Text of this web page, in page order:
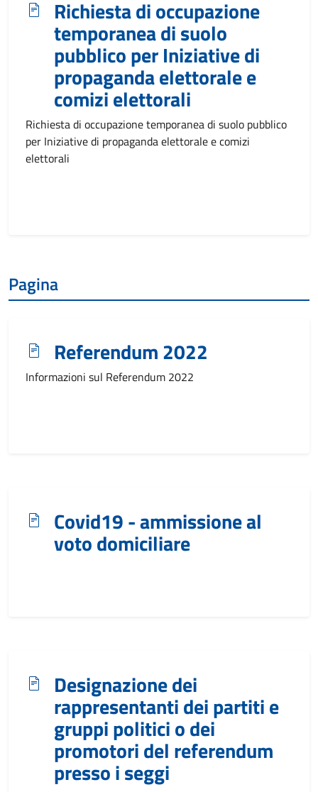
Richiesta di occupazione
temporanea di suolo
pubblico per Iniziative di
propaganda elettorale e
comizi elettorali
Richiesta di occupazione temporanea di suolo pubblico
per Iniziative di propaganda elettorale e comizi
elettorali
Pagina
Referendum 2022
Informazioni sul Referendum 2022
Covid19 - ammissione al
voto domiciliare
Designazione dei
rappresentanti dei partiti e
gruppi politici o dei
promotori del referendum
presso i seggi